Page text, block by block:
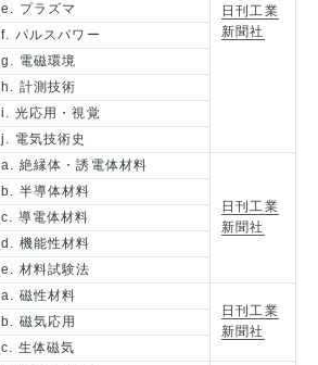
日刊工業
新聞社
e. プラズマ
f. パルスパワー
g. 電磁環境
h. 計測技術
i. 光応用・視覚
j. 電気技術史
a. 絶縁体・誘電体材料
日刊工業
新聞社
b. 半導体材料
c. 導電体材料
d. 機能性材料
e. 材料試験法
a. 磁性材料
日刊工業
新聞社
b. 磁気応用
c. 生体磁気